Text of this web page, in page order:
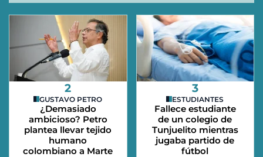
2
GUSTAVO PETRO
¿Demasiado
ambicioso? Petro
plantea llevar tejido
humano
colombiano a Marte
3
ESTUDIANTES
Fallece estudiante
de un colegio de
Tunjuelito mientras
jugaba partido de
fútbol